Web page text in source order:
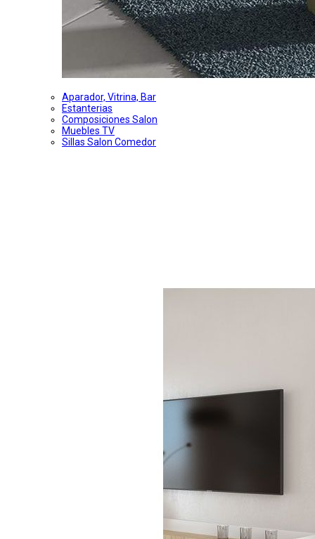
Aparador, Vitrina, Bar
Estanterias
Composiciones Salon
Muebles TV
Sillas Salon Comedor